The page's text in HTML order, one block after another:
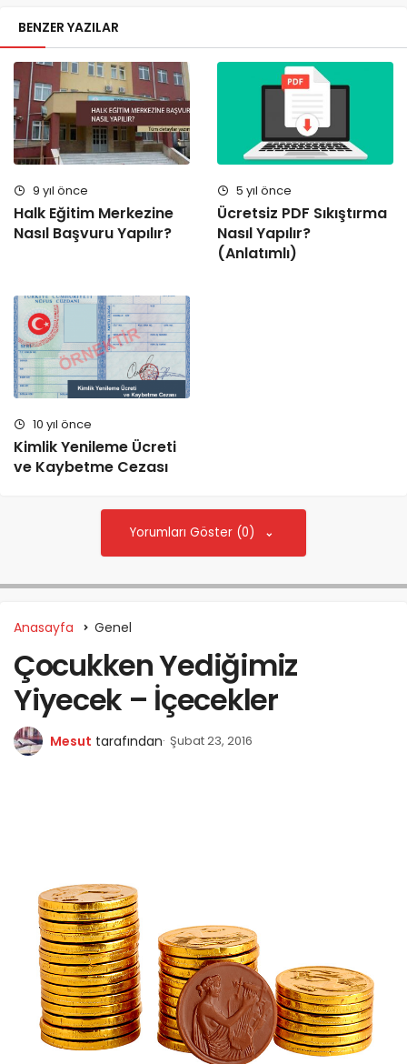
BENZER YAZILAR
9 yıl önce
Halk Eğitim Merkezine
Nasıl Başvuru Yapılır?
5 yıl önce
Ücretsiz PDF Sıkıştırma
Nasıl Yapılır?
(Anlatımlı)
10 yıl önce
Kimlik Yenileme Ücreti
ve Kaybetme Cezası
Yorumları Göster (0)
Anasayfa Genel
Çocukken Yediğimiz
Yiyecek – İçecekler
Mesut tarafından Şubat 23, 2016